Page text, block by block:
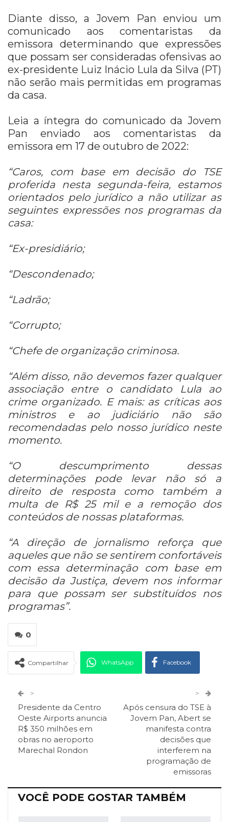
Diante disso, a Jovem Pan enviou um
comunicado aos comentaristas da
emissora determinando que expressões
que possam ser consideradas ofensivas ao
ex-presidente Luiz Inácio Lula da Silva (PT)
não serão mais permitidas em programas
da casa.
Leia a íntegra do comunicado da Jovem
Pan enviado aos comentaristas da
emissora em 17 de outubro de 2022:
“Caros, com base em decisão do TSE
proferida nesta segunda-feira, estamos
orientados pelo jurídico a não utilizar as
seguintes expressões nos programas da
casa:
“Ex-presidiário;
“Descondenado;
“Ladrão;
“Corrupto;
“Chefe de organização criminosa.
“Além disso, não devemos fazer qualquer
associação entre o candidato Lula ao
crime organizado. E mais: as críticas aos
ministros e ao judiciário não são
recomendadas pelo nosso jurídico neste
momento.
“O descumprimento dessas
determinações pode levar não só a
direito de resposta como também a
multa de R$ 25 mil e a remoção dos
conteúdos de nossas plataformas.
“A direção de jornalismo reforça que
aqueles que não se sentirem confortáveis
com essa determinação com base em
decisão da Justiça, devem nos informar
para que possam ser substituídos nos
programas”.
0
Compartilhar WhatsApp Facebook
ReddIt Pinterest Telegram
Facebook Messenger O email
>
Presidente da Centro
Oeste Airports anuncia
R$ 350 milhões em
obras no aeroporto
Marechal Rondon
>
Após censura do TSE à
Jovem Pan, Abert se
manifesta contra
decisões que
interferem na
programação de
emissoras
VOCÊ PODE GOSTAR TAMBÉM